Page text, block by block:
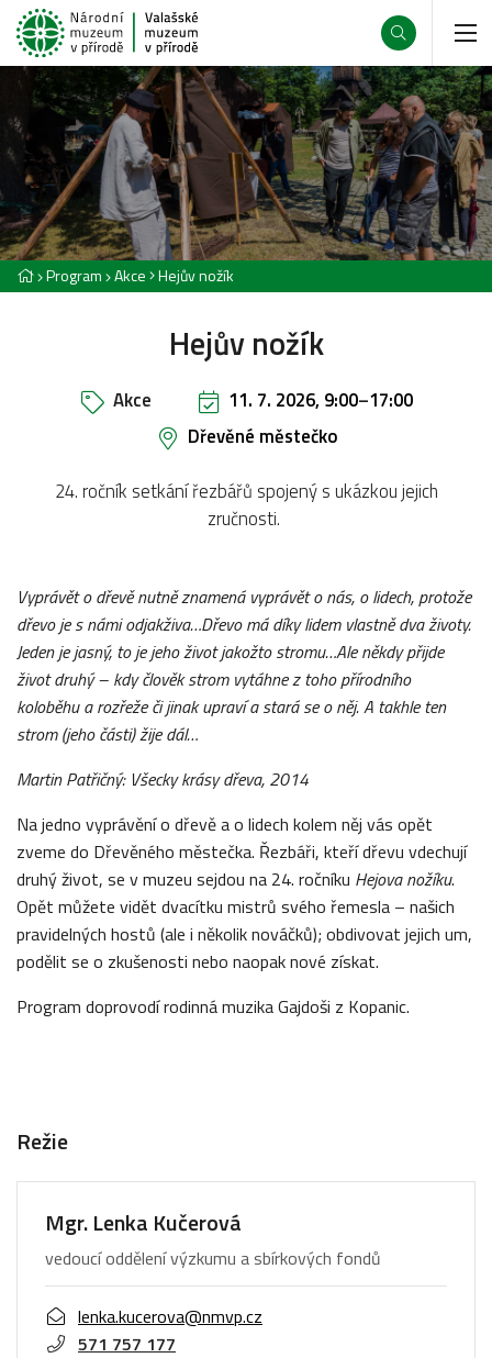
Program Akce Hejův nožík
Hejův nožík
Akce 11. 7. 2026, 9:00–17:00
Dřevěné městečko
24. ročník setkání řezbářů spojený s ukázkou jejich
zručnosti.
Vyprávět o dřevě nutně znamená vyprávět o nás, o lidech, protože
dřevo je s námi odjakživa…Dřevo má díky lidem vlastně dva životy.
Jeden je jasný, to je jeho život jakožto stromu…Ale někdy přijde
život druhý – kdy člověk strom vytáhne z toho přírodního
koloběhu a rozřeže či jinak upraví a stará se o něj. A takhle ten
strom (jeho části) žije dál…
Martin Patřičný: Všecky krásy dřeva, 2014
Na jedno vyprávění o dřevě a o lidech kolem něj vás opět
zveme do Dřevěného městečka. Řezbáři, kteří dřevu vdechují
druhý život, se v muzeu sejdou na 24. ročníku Hejova nožíku.
Opět můžete vidět dvacítku mistrů svého řemesla – našich
pravidelných hostů (ale i několik nováčků); obdivovat jejich um,
podělit se o zkušenosti nebo naopak nové získat.
Program doprovodí rodinná muzika Gajdoši z Kopanic.
Režie
Mgr. Lenka Kučerová
vedoucí oddělení výzkumu a sbírkových fondů
lenka.kucerova@nmvp.cz
571 757 177